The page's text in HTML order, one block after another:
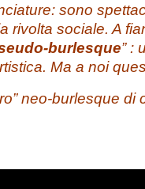
sono
rivolta sociale. A
burlesque” :
Ma a noi
neo-burlesque